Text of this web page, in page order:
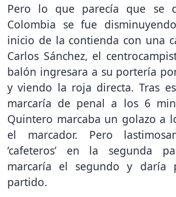
Pero lo que parecía que se
Colombia se fue
inicio de la contienda con una
Carlos Sánchez, el
balón ingresara a su portería
y viendo la roja directa. Tras
marcaría de penal a los 6
Quintero marcaba un golazo a
el marcador. Pero
‘cafeteros’ en la segunda
marcaría el segundo y daría
partido.